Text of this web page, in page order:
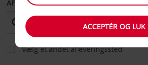
AFHENT FRA
Vælg et andet afleveringssted
ACCEPTÉR OG LUK